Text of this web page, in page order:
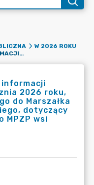
W 2026 ROKU
WNIOSEK O UDOSTĘPNIENIE INFORMACJI PUBLICZNEJ Z DNIA 26 STYCZNIA 2026 ROKU, DOTYCZĄCY WNIOSKU LEŚNEGO DO MARSZAŁKA WOJEWÓDZTWA MAZOWIECKIEGO, DOTYCZĄCY AKTUALNIE PROCEDOWANEGO MPZP WSI STANISŁAWÓW
informacji
2026 roku,
do Marszałka
dotyczący
MPZP wsi